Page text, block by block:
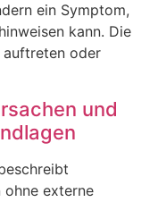
ein︇ Sym︇ptom,
kan︇n. Die︇
auf︇treten ode︇r
und
o‬hne externe